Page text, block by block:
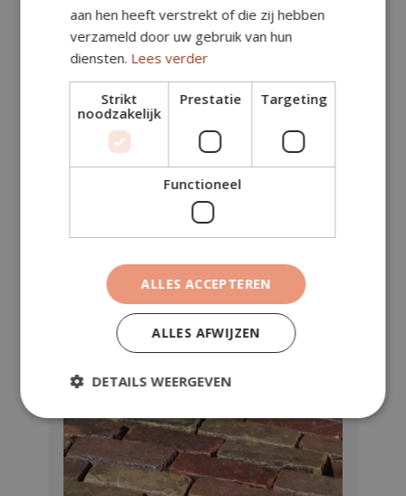
€0,20
BEKIJK​
Dikformaat klinkers genuanceerd (Los
gestort)
aan hen heeft verstrekt of die zij hebben
verzameld door uw gebruik van hun
diensten. Lees verder
Strikt
noodzakelijk
Prestatie Targeting
Functioneel
ALLES ACCEPTEREN
ALLES AFWIJZEN
DETAILS WEERGEVEN